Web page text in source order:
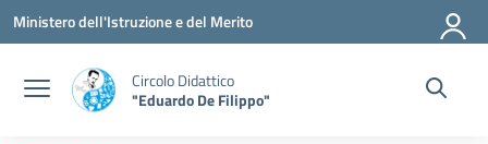
Vai ai contenuti
Vai al menu di navigazione
Vai al footer
Ministero dell'Istruzione e del Merito
Circolo Didattico
"Eduardo De Filippo"